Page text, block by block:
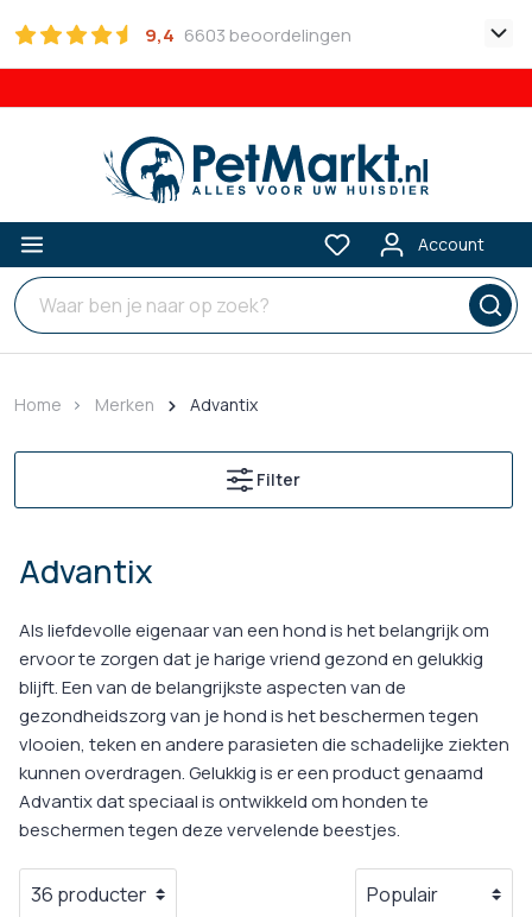
9,4 6603 beoordelingen
Account
Home Merken Advantix
Filter
Advantix
Als liefdevolle eigenaar van een hond is het belangrijk om
ervoor te zorgen dat je harige vriend gezond en gelukkig
blijft. Een van de belangrijkste aspecten van de
gezondheidszorg van je hond is het beschermen tegen
vlooien, teken en andere parasieten die schadelijke ziekten
kunnen overdragen. Gelukkig is er een product genaamd
Advantix dat speciaal is ontwikkeld om honden te
beschermen tegen deze vervelende beestjes.